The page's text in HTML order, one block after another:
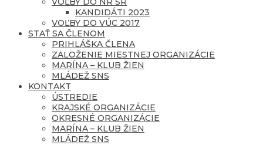
KANDIDÁTI 2023
VOĽBY DO VÚC 2017
STAŤ SA ČLENOM
PRIHLÁŠKA ČLENA
ZALOŽENIE MIESTNEJ ORGANIZÁCIE
MARÍNA – KLUB ŽIEN
MLÁDEŽ SNS
KONTAKT
ÚSTREDIE
KRAJSKÉ ORGANIZÁCIE
OKRESNÉ ORGANIZÁCIE
MARÍNA – KLUB ŽIEN
MLÁDEŽ SNS